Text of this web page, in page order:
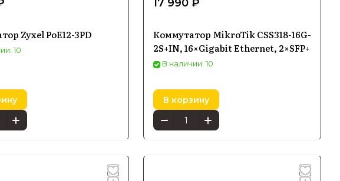
Zyxel PoE12-3PD
10
17 990 ₽
Коммутатор MikroTik CSS318-16G-
2S+IN, 16×Gigabit Ethernet, 2×SFP+
В наличии: 10
В корзину